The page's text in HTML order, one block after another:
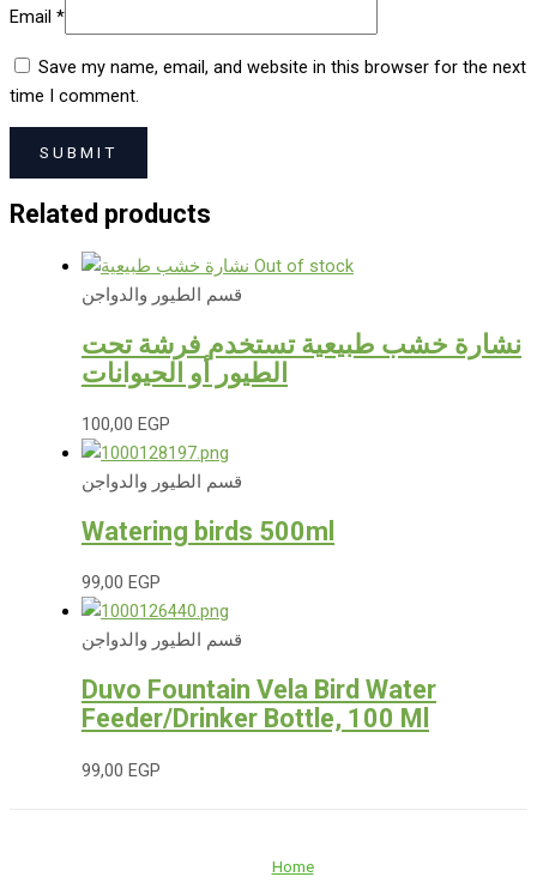
Email *
Save my name, email, and website in this browser for the next
time I comment.
Related products
Out of stock
قسم الطيور والدواجن
نشارة خشب طبيعية تستخدم فرشة تحت
الطيور أو الحيوانات
100,00 EGP
قسم الطيور والدواجن
Watering birds 500ml
99,00 EGP
قسم الطيور والدواجن
Duvo Fountain Vela Bird Water
Feeder/Drinker Bottle, 100 Ml
99,00 EGP
Home